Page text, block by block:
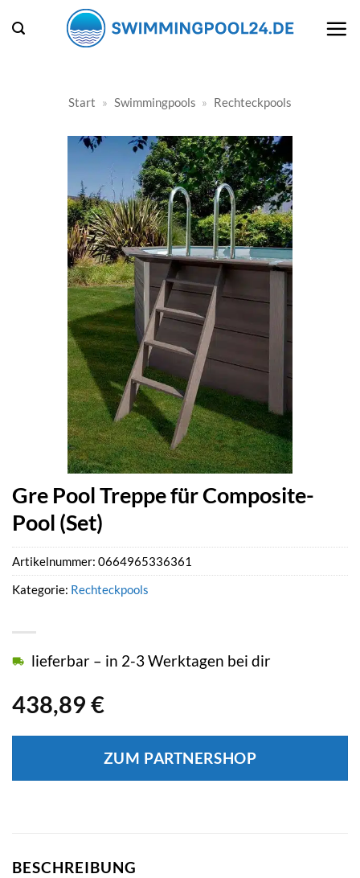
Inhalt
Start » Swimmingpools » Rechteckpools
Gre Pool Treppe für Composite-
Pool (Set)
438,89 €
lieferbar – in 2-3 Werktagen bei dir
ZUM PARTNERSHOP
Artikelnummer: 0664965336361
Kategorie: Rechteckpools
BESCHREIBUNG